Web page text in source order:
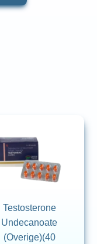
Testosterone
Undecanoate
(Overige)(40